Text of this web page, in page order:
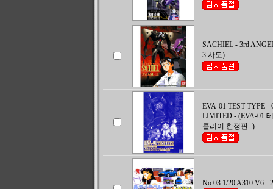
SACHIEL - 3rd
3 사도)
EVA-01 TEST TYPE -
LIMITED - (EVA-01
클리어 한정판 -)
No.03 1/20 A310 V6 -